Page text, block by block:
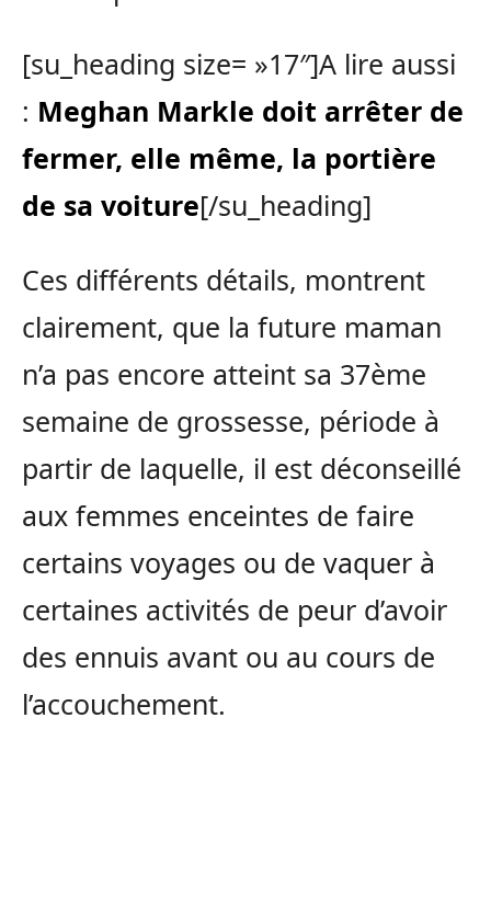
[su_heading size= »17″]A lire aussi
: Meghan Markle doit arrêter de
fermer, elle même, la portière
de sa voiture[/su_heading]
Ces différents détails, montrent
clairement, que la future maman
n’a pas encore atteint sa 37ème
semaine de grossesse, période à
partir de laquelle, il est déconseillé
aux femmes enceintes de faire
certains voyages ou de vaquer à
certaines activités de peur d’avoir
des ennuis avant ou au cours de
l’accouchement.